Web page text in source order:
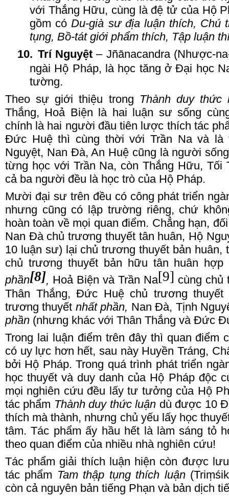
với Thắng Hữu, cùng là đệ tử của Hộ P
gồm cóDu-già sư địa luận thích, Chú
tụng, Bồ-tát giới phẩm thích, Tập luận
10. Trí Nguyệt – Jñānacandra (Nhược-
ngài Hộ Pháp, là học tăng ởĐại học
tường.
Theo sự giới thiệu trong Thành duy
Thắng, Hoả Biện là hai luận sư sống
chính là hai người đầu tiên lược thích tác
Đức Huệ thì cùng thời với Trần Na và
Nguyệt, Nan Đà, An Huệ cũng là người
từng học với Trần Na, còn Thắng Hữu, Tối
cả ba người đều là học trò của Hộ Pháp.
Mười đại sư trên đều có công phát triển
nhưng cũng có lập trường riêng, chứ
hoàn toàn về mọi quan điểm. Chẳng hạn,
Nan Đà chủ trương thuyết tân huân, Hộ N
10 luận sư) lại chủ trương thuyết bản huân,
chủ trương thuyết bản hữu tân huân
phần[8], Hoả Biện và Trần Na[9] cùng
Thân Thắng, Đức Huệ chủ trương thuyết
trương thuyết nhất phần, Nan Đà, Tịnh N
phần (nhưng khác với Thân Thắng và Đức Đ
Trong lai luận điểm trên đây thì quan điểm
có uy lực hơn hết, sau này Huyền Tráng,
bởi Hộ Pháp. Trong quá trình phát triển
học thuyết và duy danh của Hộ Pháp độc
mọi nghiên cứu đều lấy tư tưởng của Hộ P
tác phẩm Thành duy thức luận dù được 10Đ
thích mà thành, nhưng chủ yếu lấy học
tâm. Tác phẩm ấy hầu hết là làm sáng tỏ
theo quan điểm của nhiều nhà nghiên cứu!
Tác phẩm giải thích luận hiện còn được
tác phẩm Tam thập tụng thích luận
còn cả nguyên bản tiếng Phạn và bản dịch